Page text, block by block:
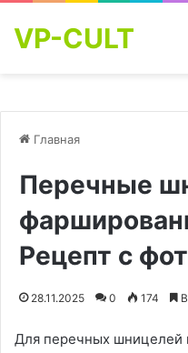
VP-CULT
Главная
Перечные
Рецепт с
28.11.2025 0 174
Для перечных шницелей